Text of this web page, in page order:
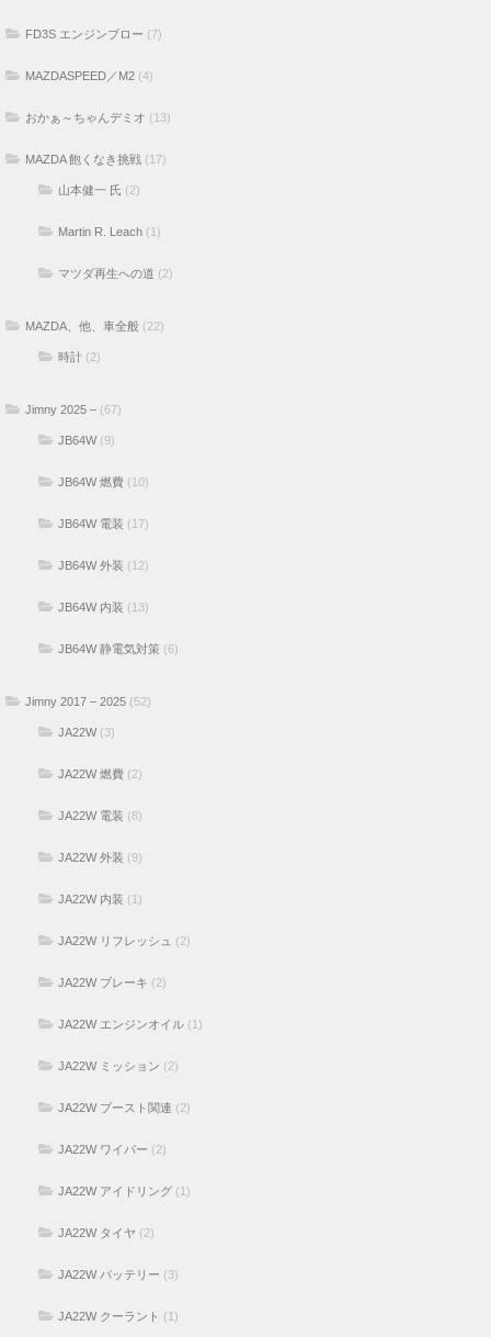
FD3S エンジンブロー (7)
MAZDASPEED／M2 (4)
おかぁ～ちゃんデミオ (13)
MAZDA 飽くなき挑戦 (17)
山本健一 氏 (2)
Martin R. Leach (1)
マツダ再生への道 (2)
MAZDA、他、車全般 (22)
時計 (2)
Jimny 2025 – (67)
JB64W(9)
JB64W 燃費 (10)
JB64W 電装 (17)
JB64W 外装 (12)
JB64W 内装 (13)
JB64W 静電気対策 (6)
Jimny 2017 – 2025 (52)
JA22W(3)
JA22W 燃費 (2)
JA22W 電装 (8)
JA22W 外装 (9)
JA22W 内装 (1)
JA22W リフレッシュ (2)
JA22W ブレーキ (2)
JA22W エンジンオイル (1)
JA22W ミッション (2)
JA22W ブースト関連 (2)
JA22W ワイパー (2)
JA22W アイドリング (1)
JA22W タイヤ (2)
JA22W バッテリー (3)
JA22W クーラント (1)